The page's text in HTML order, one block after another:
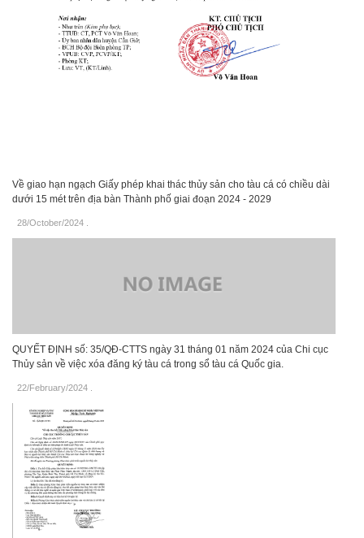
Về giao hạn ngạch Giấy phép khai thác thủy sản cho tàu cá có chiều dài
dưới 15 mét trên địa bàn Thành phố giai đoạn 2024 - 2029
28/October/2024 .
QUYẾT ĐỊNH số: 35/QĐ-CTTS ngày 31 tháng 01 năm 2024 của Chi cục
Thủy sản về việc xóa đăng ký tàu cá trong sổ tàu cá Quốc gia.
22/February/2024